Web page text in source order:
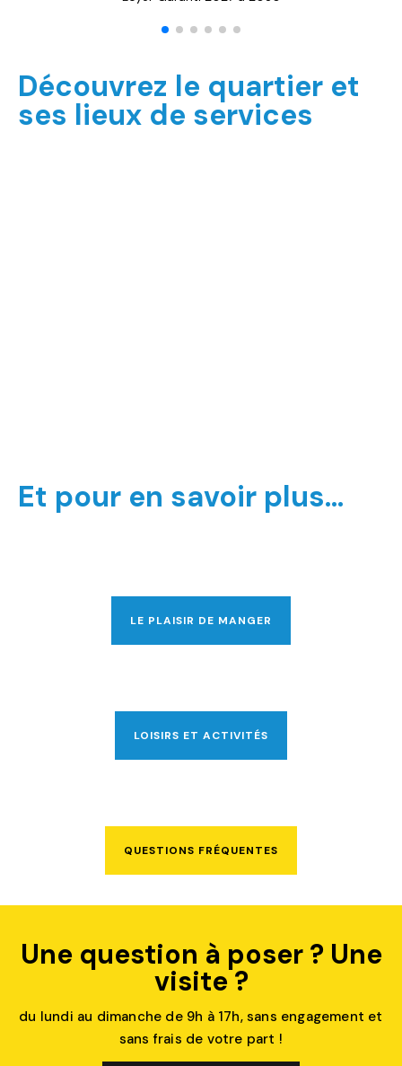
Découvrez le quartier et
ses lieux de services
Et pour en savoir plus…
LE PLAISIR DE MANGER
LOISIRS ET ACTIVITÉS
QUESTIONS FRÉQUENTES
Une question à poser ? Une
visite ?
du lundi au dimanche de 9h à 17h, sans engagement et
sans frais de votre part !